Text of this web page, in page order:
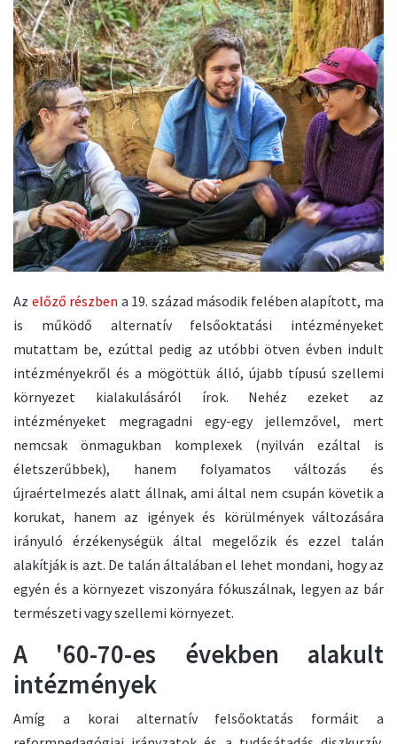
Az előző részben a 19. század második felében alapított, ma
is működő alternatív felsőoktatási intézményeket
mutattam be, ezúttal pedig az utóbbi ötven évben indult
intézményekről és a mögöttük álló, újabb típusú szellemi
környezet kialakulásáról írok. Nehéz ezeket az
intézményeket megragadni egy-egy jellemzővel, mert
nemcsak önmagukban komplexek (nyilván ezáltal is
életszerűbbek), hanem folyamatos változás és
újraértelmezés alatt állnak, ami által nem csupán követik a
korukat, hanem az igények és körülmények változására
irányuló érzékenységük által megelőzik és ezzel talán
alakítják is azt. De talán általában el lehet mondani, hogy az
egyén és a környezet viszonyára fókuszálnak, legyen az bár
természeti vagy szellemi környezet.
A '60-70-es években alakult
intézmények
Amíg a korai alternatív felsőoktatás formáit a